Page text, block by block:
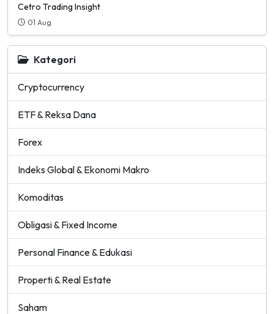
Cetro Trading Insight
01 Aug
Kategori
Cryptocurrency
ETF & Reksa Dana
Forex
Indeks Global & Ekonomi Makro
Komoditas
Obligasi & Fixed Income
Personal Finance & Edukasi
Properti & Real Estate
Saham